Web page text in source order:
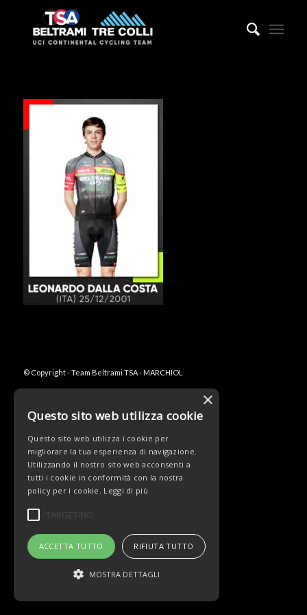
© Copyright - Team Beltrami TSA - MARCHIOL
×
Questo sito web utilizza cookie
Questo sito web utilizza i cookie per
migliorare la tua esperienza di navigazione.
Utilizzando il nostro sito web acconsenti a
tutti i cookie in conformità con la nostra
policy per i cookie. Leggi di più
TARGETING
ACCETTA TUTTO RIFIUTA TUTTO
MOSTRA DETTAGLI